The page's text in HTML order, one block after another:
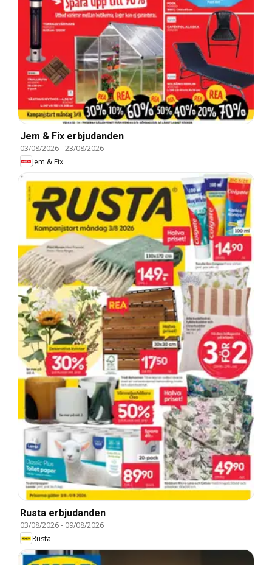
Jem & Fix erbjudanden
03/08/2026-23/08/2026
Jem & Fix
Rusta erbjudanden
03/08/2026- 09/08/2026
Rusta